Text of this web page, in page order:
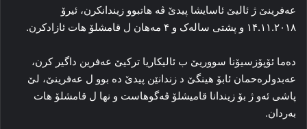
عه‌فرینێ ژ ئالیێ ئاسایشا پیدێ ڤه‌ هاتبوو زیندانکرن، ئیرۆ
۱۴.۱۱.۲۰۱۸ و پشتی ساله‌ک و ۴ مه‌هان ل قامشلۆ هات ئازادکرن.
ده‌ما ئۆپۆزسیۆنا سووریێ ب ئالیکاریا ترکیێ عه‌فرین داگیر کرن،
عه‌بدولره‌حمان ئابۆ هینگێ د زندانێن پیدێ ده‌ بوو ل عه‌فرینێ، لێ
پاشی ئه‌و ژ بۆ زیندانا قامیشلۆ ڤه‌گوهاست و نها ل قامشلۆ هات
به‌ردان.